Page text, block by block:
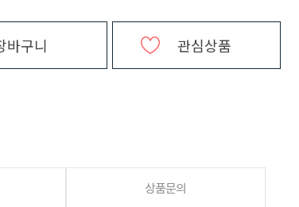
바구니 관심상품
상품문의